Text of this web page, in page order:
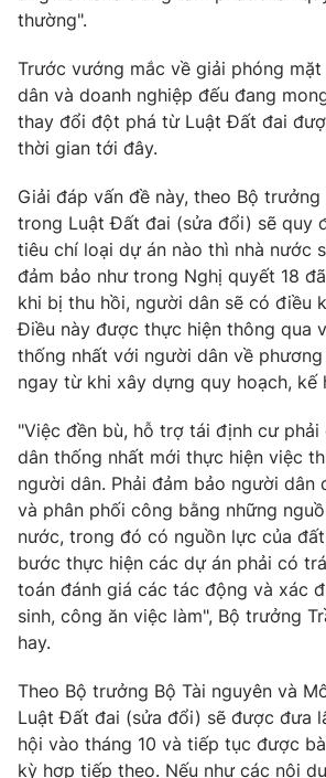
thường".
Trước vướng mắc về giải phóng
dân và doanh nghiệp đếu đang
thay đổi đột phá từ Luật Đất đai
thời gian tới đây.
Giải đáp vấn đề này, theo Bộ trưởng
trong Luật Đất đai (sửa đổi) sẽ quy
tiêu chí loại dự án nào thì nhà nước
đảm bảo như trong Nghị quyết 18
khi bị thu hồi, người dân sẽ có điều
Điều này được thực hiện thông qua
thống nhất với người dân về
ngay từ khi xây dựng quy hoạch, kế
"Việc đền bù, hỗ trợ tái định cư
dân thống nhất mới thực hiện việc
người dân. Phải đảm bảo người dân
và phân phối công bằng những
nước, trong đó có nguồn lực của
bước thực hiện các dự án phải có
toán đánh giá các tác động và xác
sinh, công ăn việc làm", Bộ trưởng
hay.
Theo Bộ trưởng Bộ Tài nguyên và
Luật Đất đai (sửa đổi) sẽ được đưa
hội vào tháng 10 và tiếp tục được
kỳ hợp tiếp theo. Nếu như các nội